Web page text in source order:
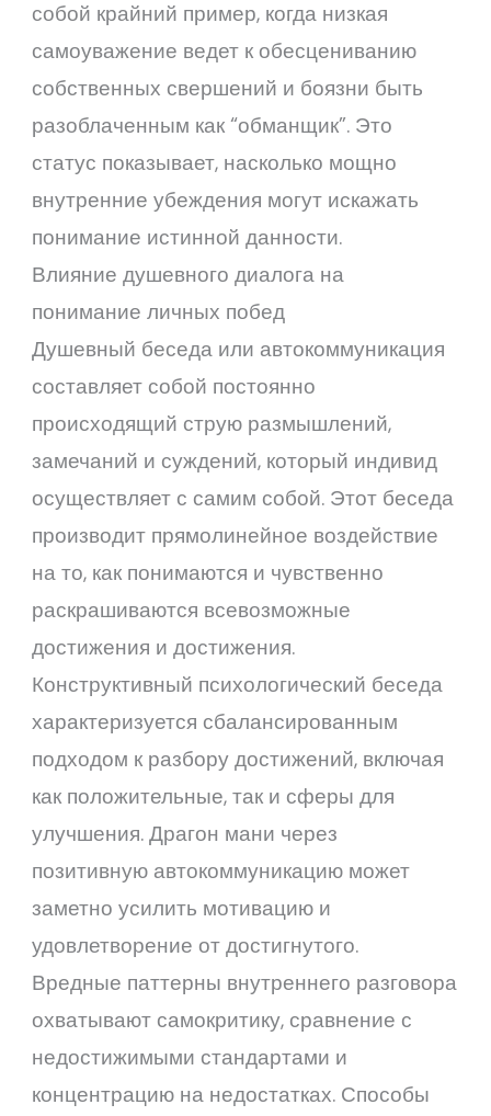
собой крайний пример, когда низкая
самоуважение ведет к обесцениванию
собственных свершений и боязни быть
разоблаченным как “обманщик”. Это
статус показывает, насколько мощно
внутренние убеждения могут искажать
понимание истинной данности.
Влияние душевного диалога на
понимание личных побед
Душевный беседа или автокоммуникация
составляет собой постоянно
происходящий струю размышлений,
замечаний и суждений, который индивид
осуществляет с самим собой. Этот беседа
производит прямолинейное воздействие
на то, как понимаются и чувственно
раскрашиваются всевозможные
достижения и достижения.
Конструктивный психологический беседа
характеризуется сбалансированным
подходом к разбору достижений, включая
как положительные, так и сферы для
улучшения. Драгон мани через
позитивную автокоммуникацию может
заметно усилить мотивацию и
удовлетворение от достигнутого.
Вредные паттерны внутреннего разговора
охватывают самокритику, сравнение с
недостижимыми стандартами и
концентрацию на недостатках. Способы